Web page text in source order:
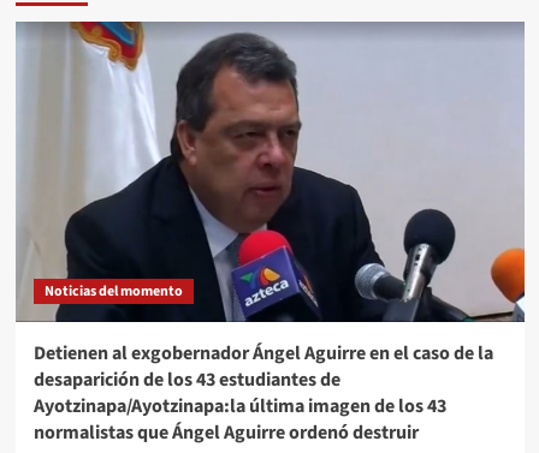
Noticias del momento
Detienen al exgobernador Ángel Aguirre en el caso de la
desaparición de los 43 estudiantes de
Ayotzinapa/Ayotzinapa:la última imagen de los 43
normalistas que Ángel Aguirre ordenó destruir